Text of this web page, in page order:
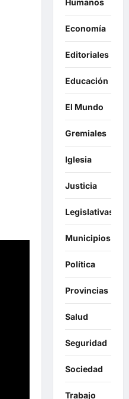
Humanos
Economía
Editoriales
Educación
El Mundo
Gremiales
Iglesia
Justicia
Legislativas
Municipios
Política
Provincias
Salud
Seguridad
Sociedad
Trabajo